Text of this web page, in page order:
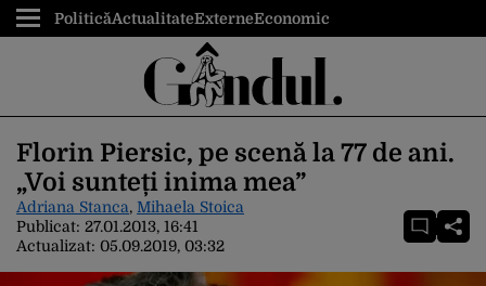
PoliticăActualitateExterneEconomic
Florin Piersic, pe scenă la 77 de ani.
„Voi sunteți inima mea”
Adriana Stanca, Mihaela Stoica
Publicat: 27.01.2013, 16:41
Actualizat: 05.09.2019, 03:32